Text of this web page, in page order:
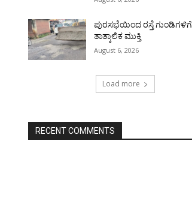
ಪುರಸಭೆಯಿಂದ ರಸ್ತೆ ಗುಂಡಿಗಳಿಗೆ
ತಾತ್ಕಾಲಿಕ ಮುಕ್ತಿ
August 6, 2026
Load more
RECENT COMMENTS